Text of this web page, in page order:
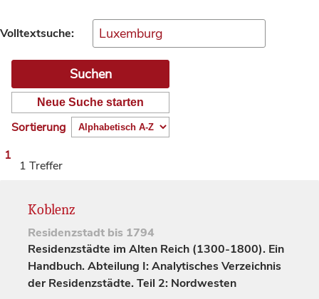
Volltextsuche:
Neue Suche starten
Sortierung
1
1 Treffer
Koblenz
Residenzstadt bis 1794
Residenzstädte im Alten Reich (1300-1800). Ein
Handbuch. Abteilung I: Analytisches Verzeichnis
der Residenzstädte. Teil 2: Nordwesten